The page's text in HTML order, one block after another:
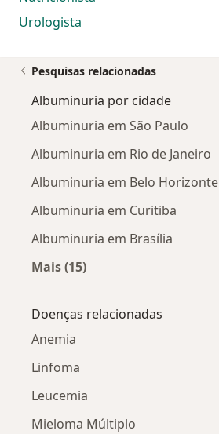
Urologista
Pesquisas relacionadas
Albuminuria por cidade
Albuminuria em São Paulo
Albuminuria em Rio de Janeiro
Albuminuria em Belo Horizonte
Albuminuria em Curitiba
Albuminuria em Brasília
Mais (15)
Doenças relacionadas
Anemia
Linfoma
Leucemia
Mieloma Múltiplo